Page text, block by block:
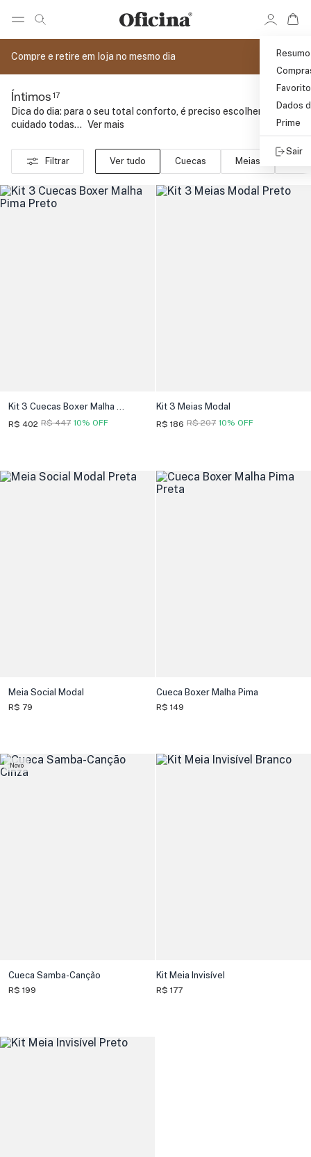
Ir para pagina de pesquisa
Resumo
Dados
Prime
Sair
Ir
Compre e retire em loja no mesmo dia
Íntimos 17
Dica do dia: para o seu total conforto, é preciso escolher com
cuidado todas... Ver mais
Filtrar Ver tudo Cuecas Meias
R$ 402 10% OFF
R$ 447
Kit 3 Meias Modal
R$ 186 10% OFF
R$ 207
Meia Social Modal
R$ 79
Cueca Boxer Malha Pima
R$ 149
Novo
Cueca Samba-Canção
R$ 199
Kit Meia Invisível
R$ 177